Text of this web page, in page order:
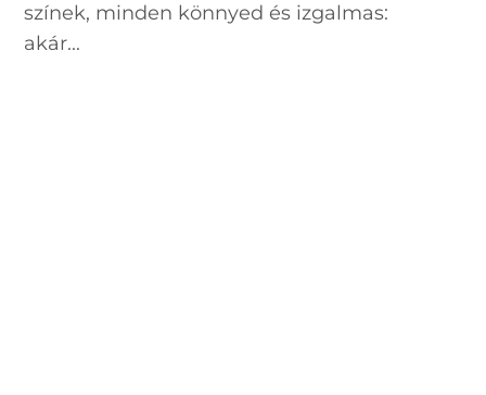
színek, minden könnyed és izgalmas:
akár...